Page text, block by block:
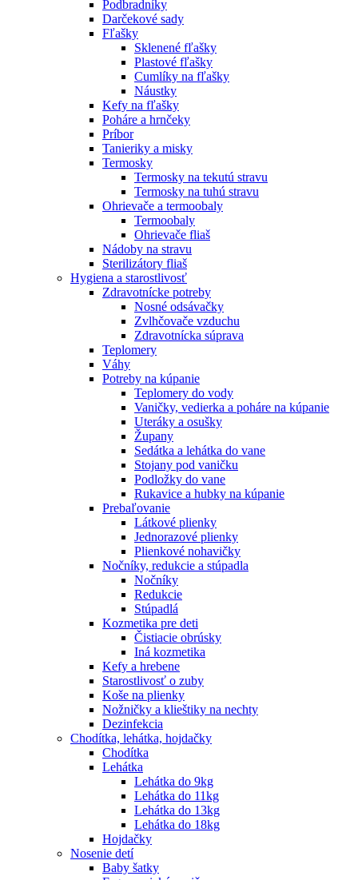
Podbradníky
Darčekové sady
Fľašky
Sklenené fľašky
Plastové fľašky
Cumlíky na fľašky
Náustky
Kefy na fľašky
Poháre a hrnčeky
Príbor
Tanieriky a misky
Termosky
Termosky na tekutú stravu
Termosky na tuhú stravu
Ohrievače a termoobaly
Termoobaly
Ohrievače fliaš
Nádoby na stravu
Sterilizátory fliaš
Hygiena a starostlivosť
Zdravotnícke potreby
Nosné odsávačky
Zvlhčovače vzduchu
Zdravotnícka súprava
Teplomery
Váhy
Potreby na kúpanie
Teplomery do vody
Vaničky, vedierka a poháre na kúpanie
Uteráky a osušky
Župany
Sedátka a lehátka do vane
Stojany pod vaničku
Podložky do vane
Rukavice a hubky na kúpanie
Prebaľovanie
Látkové plienky
Jednorazové plienky
Plienkové nohavičky
Nočníky, redukcie a stúpadla
Nočníky
Redukcie
Stúpadlá
Kozmetika pre deti
Čistiacie obrúsky
Iná kozmetika
Kefy a hrebene
Starostlivosť o zuby
Koše na plienky
Nožničky a klieštiky na nechty
Dezinfekcia
Chodítka, lehátka, hojdačky
Chodítka
Lehátka
Lehátka do 9kg
Lehátka do 11kg
Lehátka do 13kg
Lehátka do 18kg
Hojdačky
Nosenie detí
Baby šatky